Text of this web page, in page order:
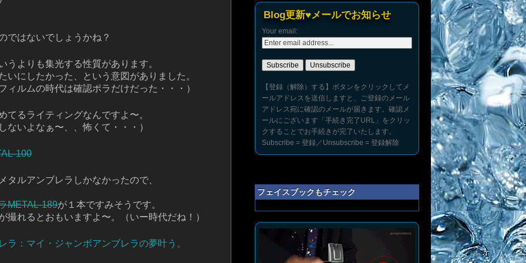
ではないでしょうかね？
うよりも集光する性質があります。
いにしたかった、という意図がありました。
ィルムの時代は確認ポラだけだった・・・）
てるライティングなんですよ〜。
ないよなぁ〜、、怖くて・・・）
100
タルアンブレラしかなかったので、
METAL-189が１本ですみそうです。
撮れるとおもいますよ〜。（いー時代だね！）
：マイ・ジャンボアンブレラの夢叶う。
Blog更新♥メールでお知らせ
Your email:
【登録（解除）する】ボタンをクリックしてメ
ールアドレスを送信しますと、ご登録のメール
アドレス宛に確認のメールが届きます。確認メ
ールにございます「手続き完了URL」をクリッ
クすることでお手続きが完了いたします。
Subscribe = 登録／Unsubscribe = 登録解除
フェイスブックもチェック